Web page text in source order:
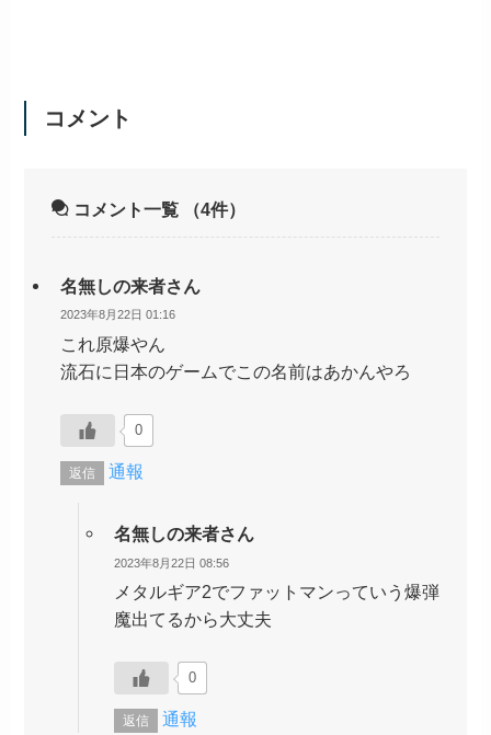
コメント
コメント一覧 （4件）
名無しの来者さん
2023年8月22日 01:16
これ原爆やん
流石に日本のゲームでこの名前はあかんやろ
0
返信 通報
名無しの来者さん
2023年8月22日 08:56
メタルギア2でファットマンっていう爆弾
魔出てるから大丈夫
0
返信 通報